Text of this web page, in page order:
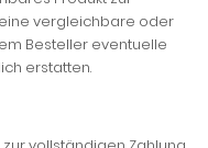
vergleichbare oder
Besteller eventuelle
erstatten.